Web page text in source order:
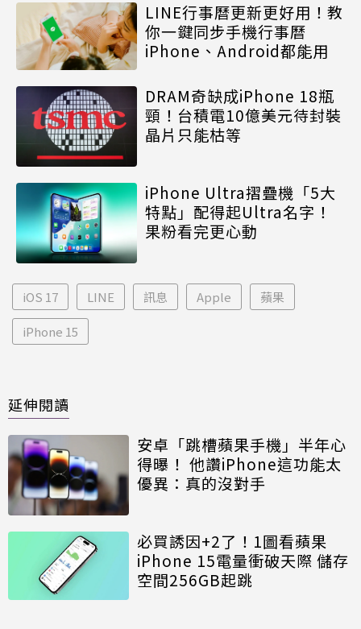
LINE行事曆更新更好用！教
你一鍵同步手機行事曆
iPhone、Android都能用
DRAM奇缺成iPhone 18瓶
頸！台積電10億美元待封裝
晶片只能枯等
iPhone Ultra摺疊機「5大
特點」配得起Ultra名字！
果粉看完更心動
iOS 17 LINE 訊息 Apple 蘋果
iPhone 15
延伸閱讀
安卓「跳槽蘋果手機」半年心
得曝！ 他讚iPhone這功能太
優異：真的沒對手
必買誘因+2了！1圖看蘋果
iPhone 15電量衝破天際 儲存
空間256GB起跳